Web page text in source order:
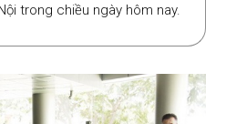
trong chiều ngày hôm nay.